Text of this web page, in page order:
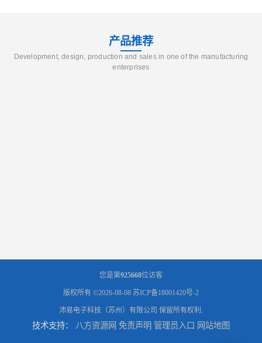
产品推荐
Development, design, production and sales in one of the manufacturing
enterprises
您是第925668位访客
版权所有 ©2026-08-08 苏ICP备18001420号-2
沛易电子科技（苏州）有限公司 保留所有权利.
技术支持： 八方资源网 免责声明 管理员入口 网站地图